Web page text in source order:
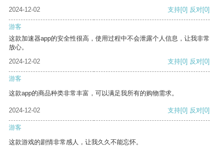
2024-12-02
支持[0] 反对[0]
游客
这款加速器app的安全性很高，使用过程中不会泄露个人信息，让我非常
放心。
2024-12-02
支持[0] 反对[0]
游客
这款app的商品种类非常丰富，可以满足我所有的购物需求。
2024-12-02 支持[0] 反对[0]
游客
这款游戏的剧情非常感人，让我久久不能忘怀。